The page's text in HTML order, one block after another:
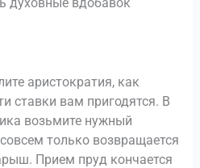
духовные вдобавок
аристократия, как
ставки вам пригодятся. В
возьмите нужный
только возвращается
Прием пруд кончается